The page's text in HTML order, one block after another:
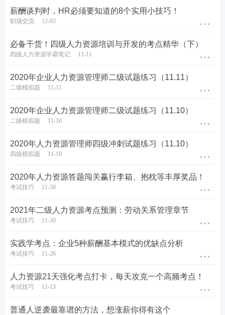
薪酬谈判时，HR必须要知道的8个实用小技巧！
职场交流 12-03
必备干货！四级人力资源培训与开发的考点精华（下）
四级人力资源学霸笔记 11-11
2020年企业人力资源管理师二级试题练习（11.11）
二级模拟题 11-11
2020年企业人力资源管理师二级试题练习（11.10）
二级模拟题 11-10
2020年人力资源管理师四级冲刺试题练习（11.10）
四级模拟题 11-10
2020年人力资源答题闯关赢行李箱、抱枕等丰厚奖品！
考试技巧 11-30
2021年二级人力资源考点预测：劳动关系管理章节
考试技巧 11-30
实践学考点：企业5种薪酬基本模式的优缺点分析
考试技巧 11-26
人力资源21天强化考点打卡，每天攻克一个高频考点！
考试技巧 11-13
普通人逆袭最靠谱的方法，想涨薪你得有这个